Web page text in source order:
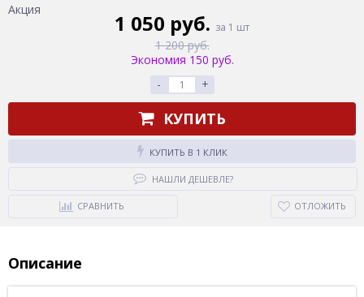
Акция
1 050 руб. за 1 шт
1 200 руб.
Экономия 150 руб.
-
+
КУПИТЬ
КУПИТЬ В 1 КЛИК
НАШЛИ ДЕШЕВЛЕ?
СРАВНИТЬ ОТЛОЖИТЬ
Описание